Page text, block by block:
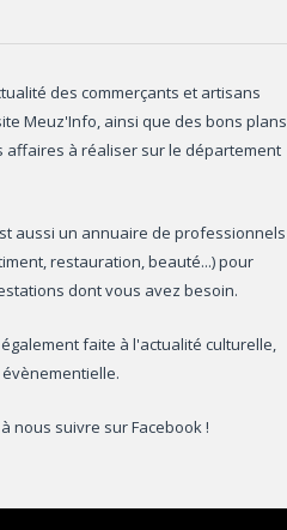
des commerçants et artisans
Meuz'Info, ainsi que des bons plans
affaires à réaliser sur le département
aussi un annuaire de professionnels
restauration, beauté...) pour
dont vous avez besoin.
faite à l'actualité culturelle,
nous suivre sur Facebook !